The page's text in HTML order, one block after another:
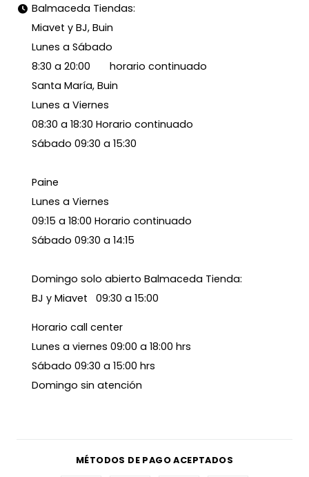
Balmaceda Tiendas:
Miavet y BJ, Buin
Lunes a Sábado
8:30 a 20:00 horario continuado
Santa María, Buin
Lunes a Viernes
08:30 a 18:30 Horario continuado
Sábado 09:30 a 15:30
Paine
Lunes a Viernes
09:15 a 18:00 Horario continuado
Sábado 09:30 a 14:15
Domingo solo abierto Balmaceda Tienda:
BJ y Miavet 09:30 a 15:00
Horario call center
Lunes a viernes 09:00 a 18:00 hrs
Sábado 09:30 a 15:00 hrs
Domingo sin atención
MÉTODOS DE PAGO ACEPTADOS